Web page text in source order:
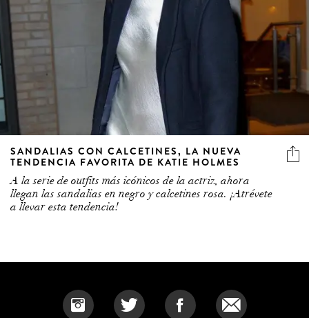
7 more
SANDALIAS CON CALCETINES, LA NUEVA
TENDENCIA FAVORITA DE KATIE HOLMES
A la serie de outfits más icónicos de la actriz, ahora
llegan las sandalias en negro y calcetines rosa. ¡Atrévete
a llevar esta tendencia!